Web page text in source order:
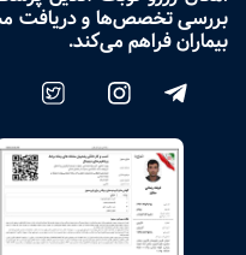
بررسی تخصص‌ها و دریافت
بیماران فراهم می‌کند.